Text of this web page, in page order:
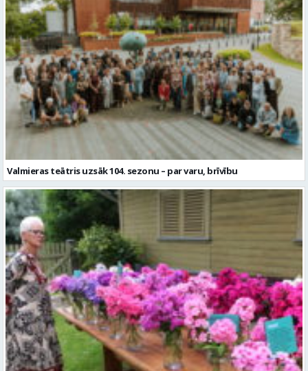
Valmieras teātris uzsāk 104. sezonu – par varu, brīvību
Garšaugu dārzā trīs dienas apskatāma izstāde “Vasaras ziedi
pilsētai svētkos”